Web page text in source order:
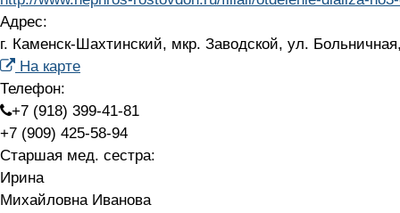
Адрес:
г. Каменск-Шахтинский, мкр. Заводской, ул.
На карте
Телефон:
+7 (918) 399-41-81
+7 (909) 425-58-94
Старшая мед. сестра:
Ирина
Михайловна Иванова